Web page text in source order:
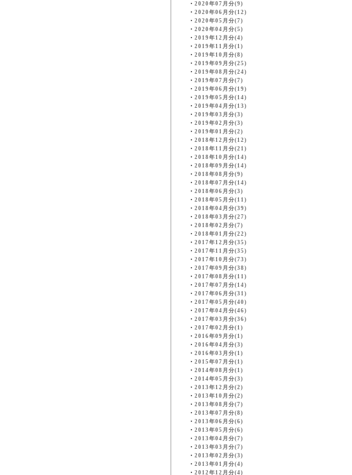
・ 2020年07月分(9)
・ 2020年06月分(12)
・ 2020年05月分(7)
・ 2020年04月分(5)
・ 2019年12月分(4)
・ 2019年11月分(1)
・ 2019年10月分(8)
・ 2019年09月分(25)
・ 2019年08月分(24)
・ 2019年07月分(7)
・ 2019年06月分(19)
・ 2019年05月分(14)
・ 2019年04月分(13)
・ 2019年03月分(3)
・ 2019年02月分(3)
・ 2019年01月分(2)
・ 2018年12月分(12)
・ 2018年11月分(21)
・ 2018年10月分(14)
・ 2018年09月分(14)
・ 2018年08月分(9)
・ 2018年07月分(14)
・ 2018年06月分(3)
・ 2018年05月分(11)
・ 2018年04月分(39)
・ 2018年03月分(27)
・ 2018年02月分(7)
・ 2018年01月分(22)
・ 2017年12月分(35)
・ 2017年11月分(35)
・ 2017年10月分(73)
・ 2017年09月分(38)
・ 2017年08月分(11)
・ 2017年07月分(14)
・ 2017年06月分(31)
・ 2017年05月分(40)
・ 2017年04月分(46)
・ 2017年03月分(36)
・ 2017年02月分(1)
・ 2016年09月分(1)
・ 2016年04月分(3)
・ 2016年03月分(1)
・ 2015年07月分(1)
・ 2014年08月分(1)
・ 2014年05月分(3)
・ 2013年12月分(2)
・ 2013年10月分(2)
・ 2013年08月分(7)
・ 2013年07月分(8)
・ 2013年06月分(6)
・ 2013年05月分(6)
・ 2013年04月分(7)
・ 2013年03月分(7)
・ 2013年02月分(3)
・ 2013年01月分(4)
・ 2012年12月分(4)